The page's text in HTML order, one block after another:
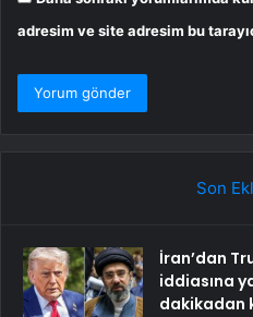
adresim ve site adresim bu
Son
İran’dan
iddiasına
dakikadan